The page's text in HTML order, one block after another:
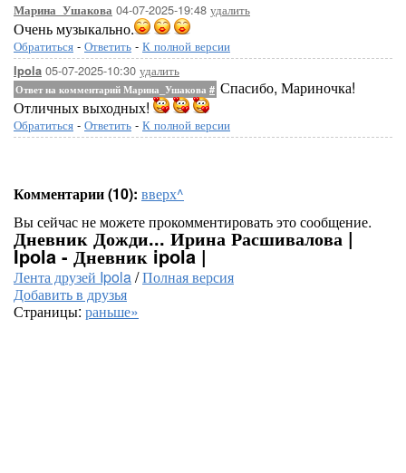
Марина_Ушакова 04-07-2025-19:48 удалить
Очень музыкально.
Обратиться - Ответить - К полной версии
Ipola 05-07-2025-10:30 удалить
Ответ на комментарий Марина_Ушакова # Спасибо, Мариночка!
Отличных выходных!
Обратиться - Ответить - К полной версии
Комментарии (10): вверх^
Вы сейчас не можете прокомментировать это сообщение.
Дневник Дожди... Ирина Расшивалова |
Ipola - Дневник ipola |
Лента друзей Ipola/Полная версия
Добавить в друзья
Страницы: раньше»